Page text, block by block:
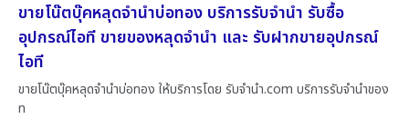
ขายโน๊ตบุ๊คหลุดจำนำบ่อทอง บริการรับจำนำ รับซื้อ
อุปกรณ์ไอที ขายของหลุดจำนำ และ รับฝากขายอุปกรณ์
ไอที
ขายโน๊ตบุ๊คหลุดจำนำบ่อทอง ให้บริการโดย รับจํานํา.com บริการรับจำนำของ
ท